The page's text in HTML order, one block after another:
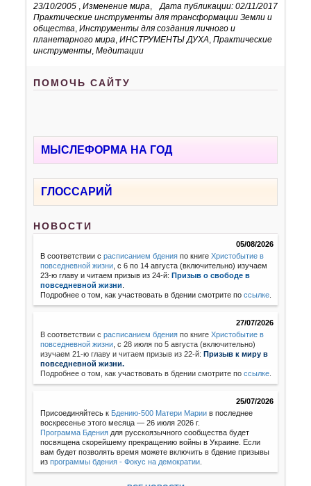
23/10/2005 Дата публикации: 02/11/2017
,Изменение мира
Практические инструменты для трансформации Земли и
общества ,Инструменты для создания личного и
планетарного мира ,ИНСТРУМЕНТЫ ДУХА ,Практические
инструменты ,Медитации
ПОМОЧЬ САЙТУ
МЫСЛЕФОРМА НА ГОД
ГЛОССАРИЙ
НОВОСТИ
05/08/2026
В соответствии срасписанием бдения по книгеХристобытие в
повседневной жизни , с 6 по 14 августа (включительно) изучаем
23-ю главу и читаем призыв из 24-й:Призыв о свободе в
повседневной жизни
Подробнее о том, как участвовать в бдении смотрите поссылке
27/07/2026
В соответствии с расписанием бдения по книгеХристобытие в
повседневной жизни с 28 июля по 5 августа (включительно)
изучаем 21-ю главу и читаем призыв из 22-й:Призыв к миру в
повседневной жизни.
Подробнее о том, как участвовать в бдении смотрите поссылке
25/07/2026
Присоединяйтесь к Бдению-500 Матери Марии в последнее
воскресенье этого месяца — 26 июля 2026 г.
Программа Бдения для русскоязычного сообщества будет
посвящена скорейшему прекращению войны в Украине. Если
вам будет позволять время можете включить в бдение призывы
изпрограммы бдения - Фокус на демократии